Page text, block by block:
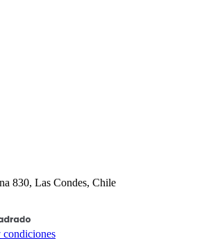
830, Las Condes, Chile